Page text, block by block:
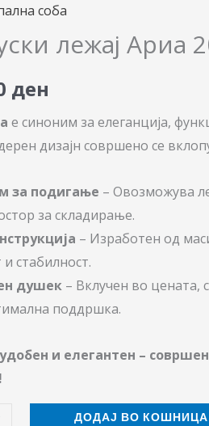
соба
лежај Ариа
ден
е синоним за елеганција,
дизајн совршено се
за подигање – Овозможува
за складирање.
– Изработен од
стабилност.
душек – Вклучен во цената,
поддршка.
и елегантен –
ДОДАЈ ВО КОШНИЦА